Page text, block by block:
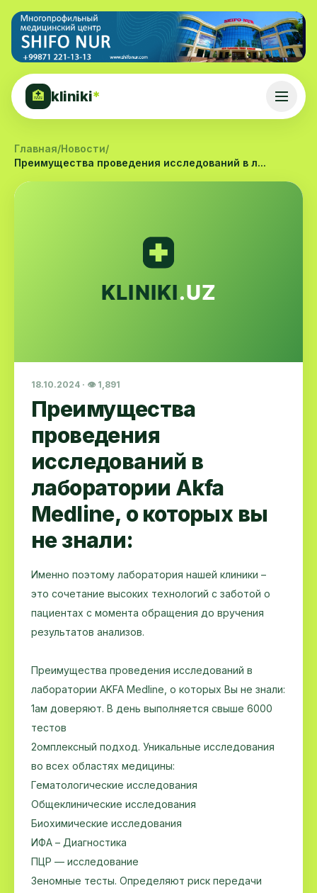
🏥 kliniki*
Главная/Новости/
Преимущества проведения исследований в л...
18.10.2024 · 👁 1,891
Преимущества
проведения
исследований в
лаборатории Akfa
Medline, о которых вы
не знали:
Именно поэтому лаборатория нашей клиники –
это сочетание высоких технологий с заботой о
пациентах с момента обращения до вручения
результатов анализов.
Преимущества проведения исследований в
лаборатории AKFA Medline, о которых Вы не знали:
1ам доверяют. В день выполняется свыше 6000
тестов
2омплексный подход. Уникальные исследования
во всех областях медицины:
Гематологические исследования
Общеклинические исследования
Биохимические исследования
ИФА – Диагностика
ПЦР — исследование
3️еномные тесты. Определяют риск передачи